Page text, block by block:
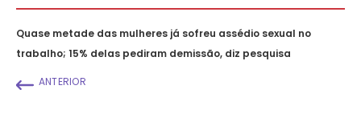
Quase metade das mulheres já sofreu assédio sexual no
trabalho; 15% delas pediram demissão, diz pesquisa
ANTERIOR